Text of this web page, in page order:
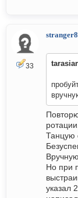
33
Танцую
Но при
указал